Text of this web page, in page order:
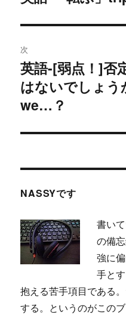
ビ
ゲ
ー
ン
の
投
稿:
次
次
の
投
英語-[弱点！]否
はないでしょう
we…？
NASSYです
書い
の備
強に
手と
抱える苦手項目である
する。というのがこの